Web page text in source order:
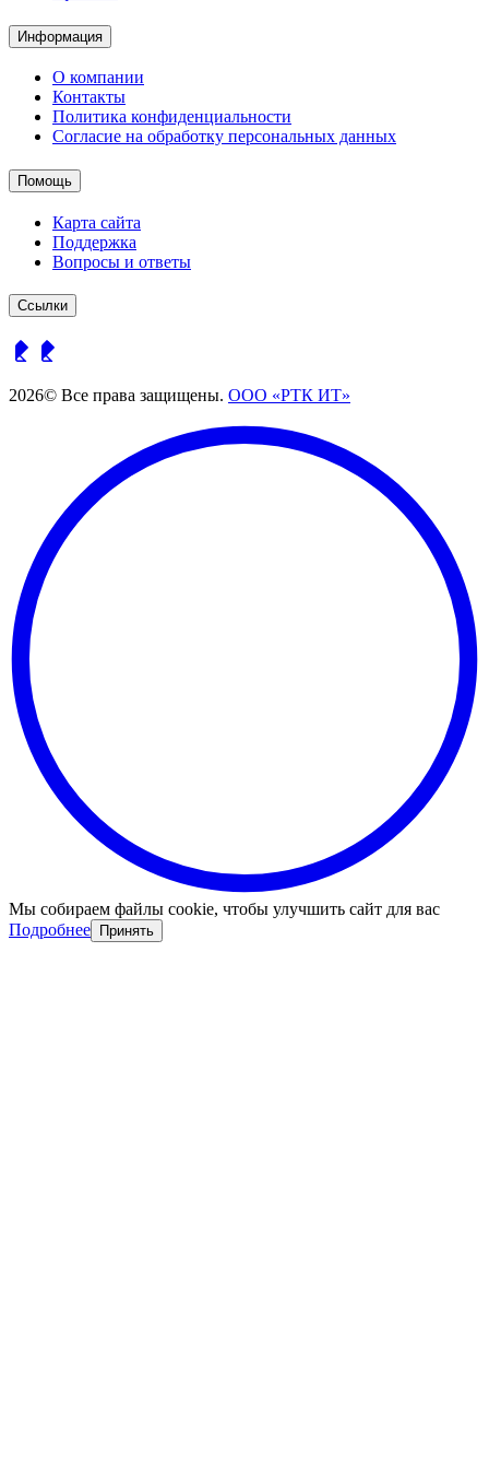
Информация
О компании
Контакты
Политика конфиденциальности
Согласие на обработку персональных данных
Помощь
Карта сайта
Поддержка
Вопросы и ответы
Ссылки
2026© Все права защищены. ООО «РТК ИТ»
Мы собираем файлы cookie, чтобы улучшить сайт для вас
Подробнее
Принять